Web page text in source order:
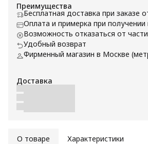
Преимущества
Бесплатная доставка при заказе
Оплата и примерка при
Возможность отказаться от
Удобный возврат
Фирменный магазин в Москве
Доставка
О товаре Характеристики